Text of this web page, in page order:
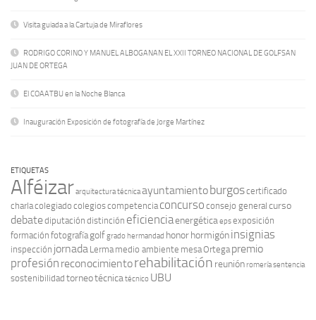
Visita guiada a la Cartuja de Miraflores
RODRIGO CORINO Y MANUEL ALBOGANAN EL XXII TORNEO NACIONAL DE GOLFSAN
JUAN DE ORTEGA
El COAATBU en la Noche Blanca
Inauguración Exposición de fotografía de Jorge Martínez
ETIQUETAS
Alféizararquitectura técnicaayuntamientoburgoscertificado
charlacolegiado colegioscompetencia concurso consejo general curso
debatediputación distinción eficienciaenergéticaepsexposición
formación fotografía golfgradohermandad honorhormigóninsignias
inspección jornada Lerma medio ambiente mesaOrtega premio
profesión reconocimientorehabilitación reuniónromeríasentencia
sostenibilidad torneotécnicatécnico UBU